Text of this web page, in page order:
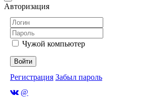
Авторизация
Чужой компьютер
Войти
Регистрация Забыл пароль
@